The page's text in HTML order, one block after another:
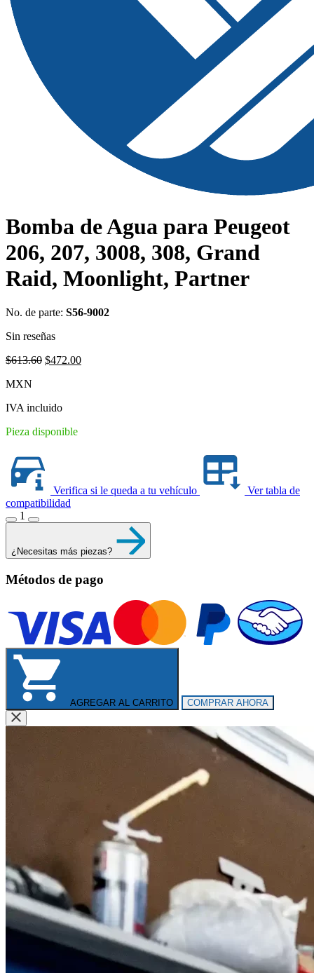
Bomba de Agua para Peugeot
206, 207, 3008, 308, Grand
Raid, Moonlight, Partner
No. de parte: S56-9002
Sin reseñas
$613.60 Original
$472.00Current
MXN
IVA incluido
Pieza disponible
Verifica si le queda a tu vehículo
Ver tabla de
compatibilidad
1
¿Necesitas más piezas?
Métodos de pago
AGREGAR AL CARRITO COMPRAR AHORA